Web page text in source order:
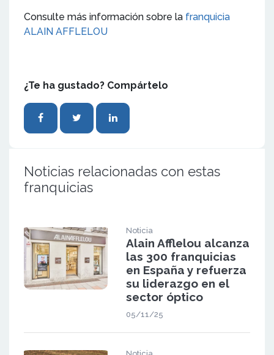
Consulte más información sobre la franquicia
ALAIN AFFLELOU
¿Te ha gustado? Compártelo
Noticias relacionadas con estas
franquicias
Noticia
Alain Afflelou alcanza
las 300 franquicias
en España y refuerza
su liderazgo en el
sector óptico
05/11/25
Noticia